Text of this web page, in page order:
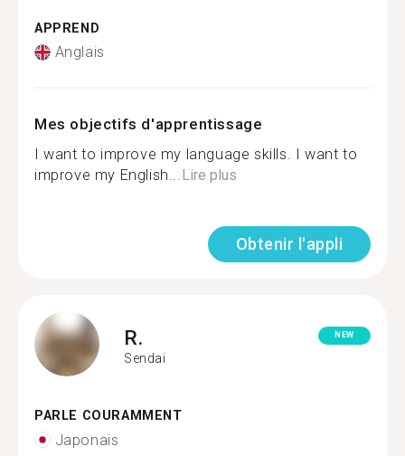
APPREND
Anglais
Mes objectifs d'apprentissage
I want to improve my language skills. I want to
improve my English...Lire plus
Obtenir l'appli
R.
Sendai
NEW
PARLE COURAMMENT
Japonais